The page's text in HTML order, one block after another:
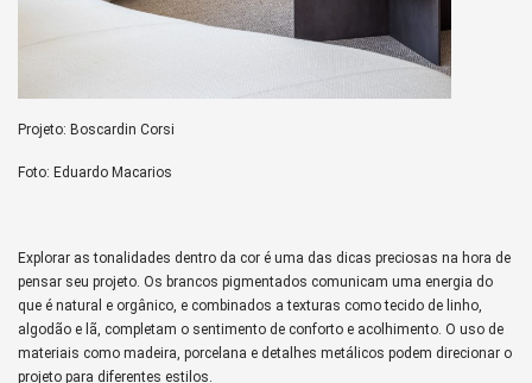
Projeto: Boscardin Corsi
Foto: Eduardo Macarios
Explorar as tonalidades dentro da cor é uma das dicas preciosas na hora de
pensar seu projeto. Os brancos pigmentados comunicam uma energia do
que é natural e orgânico, e combinados a texturas como tecido de linho,
algodão e lã, completam o sentimento de conforto e acolhimento. O uso de
materiais como madeira, porcelana e detalhes metálicos podem direcionar o
projeto para diferentes estilos.